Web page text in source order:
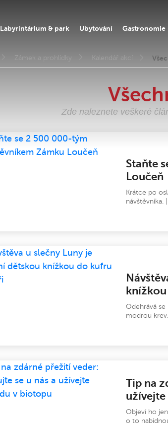
Labyrintárium & park Ubytování Gastronomie
Zámek a prohlídky Kalendář akcí
Zde naleznete veškeré
Staňte
Loučeň
Krátce po
návštěvníka.
Odehrává
modrou
Tip na
Objeví ho
o to